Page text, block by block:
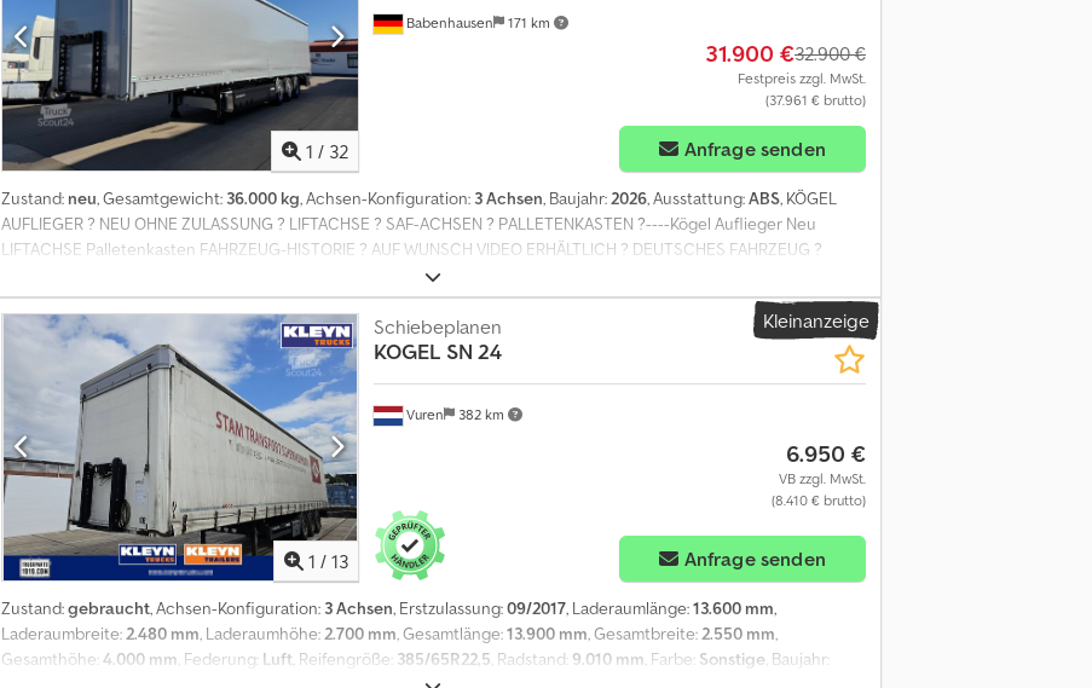
1 / 32
Babenhausen 171 km
31.900 €32.900 €
Festpreis zzgl. MwSt.
(37.961 € brutto)
Anfrage senden
Zustand: neu, Gesamtgewicht: 36.000 kg, Achsen-Konfiguration: 3 Achsen, Baujahr:2026, Ausstattung:ABS, KÖGEL
AUFLIEGER ? NEU OHNE ZULASSUNG ? LIFTACHSE ? SAF-ACHSEN ? PALLETENKASTEN ?----Kögel Auflieger Neu
LIFTACHSE Palletenkasten FAHRZEUG-HISTORIE ? AUF WUNSCH VIDEO ERHÄLTLICH ? DEUTSCHES FAHRZEUG ?
NEUFAHRZEUG ? FAHRZEUG-AUSSTATTUNG ? PRITSCHE PLANE AUFLIEGER ? SCHIEBEPLANE ? EDSCHA-VERDECK ?
BORDWÄNDE ? SCHEIBENBREMSE ? ABS ? LUFTFEDERUNG ? SAF-ACHSEN ? LIFTACHSE ? PALETTENKASTEN (24ER) ?
WERKZEUGKASTEN ? RESERVERAD (NEU) ? ZUSATZBELEUCHTUNG ? AUFLIEGER OHNE BESCHRIFTUNG ? WEITERE
ANGABEN ? LÄNGE: 13,20 M ? BREITE: 2,48 M ? HÖHE: 2,75 M Csdoyzla Sepfx Al Ssha ? ZULÄSSIGES GESAMTGEWICHT:
36.000 KG ? FAHRZEUG SOFORT VERFÜGBAR ? FAHRZEUG SOFORT EINSATZBEREIT EXPORT / HINWEIS EXPORT
VERKAUF NUR MIT KAUTION (DEPOSIT) MIN. 500¤ ? 2.000¤ FÜR VERKÄUFE IN EU- & DRITTLÄNDER WIRD EINE KAUTION
I.H.V. MINDESTENS 500,00 ¤ / 1.000,00 ¤ ERHOBEN. AUSFUHRANMELDUNG EXW IN 10 MIN. MÖGLICH (ZUGELASSENER
AUSFÜHRER). 5 TAGE, 15 TAGE, 30 TAGE KENNZEICHEN SOWIE 15 TAGE ÖSTERREICH KENNZEICHEN MÖGLICH.
FAHRZEUGRESERVIERUNGEN BITTE NUR ÜBER DIE E-MAIL-FUNKTION. MÜNDLICHE RESERVIERUNGEN HABEN KEINE
GÜLTIGKEIT. ÄNDERUNGEN, IRRTÜMER UND VORVERKAUF VORBEHALTEN.
Kleinanzeige
1 / 13
Vuren 382 km
Schiebeplanen
KOGEL SN 24
6.950 €
VB zzgl. MwSt.
(8.410 € brutto)
Anfrage senden
Zustand:gebraucht, Achsen-Konfiguration: 3 Achsen, Erstzulassung:09/2017, Laderaumlänge:13.600 mm,
Laderaumbreite:2.480 mm, Laderaumhöhe:2.700 mm, Gesamtlänge:13.900 mm, Gesamtbreite:2.550 mm,
Gesamthöhe:4.000 mm, Federung: Luft, Reifengröße: 385/65R22,5, Radstand: 9.010 mm, Farbe: Sonstige, Baujahr: